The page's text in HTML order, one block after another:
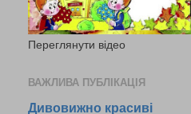
Переглянути відео
ВАЖЛИВА ПУБЛІКАЦІЯ
Дивовижно красиві